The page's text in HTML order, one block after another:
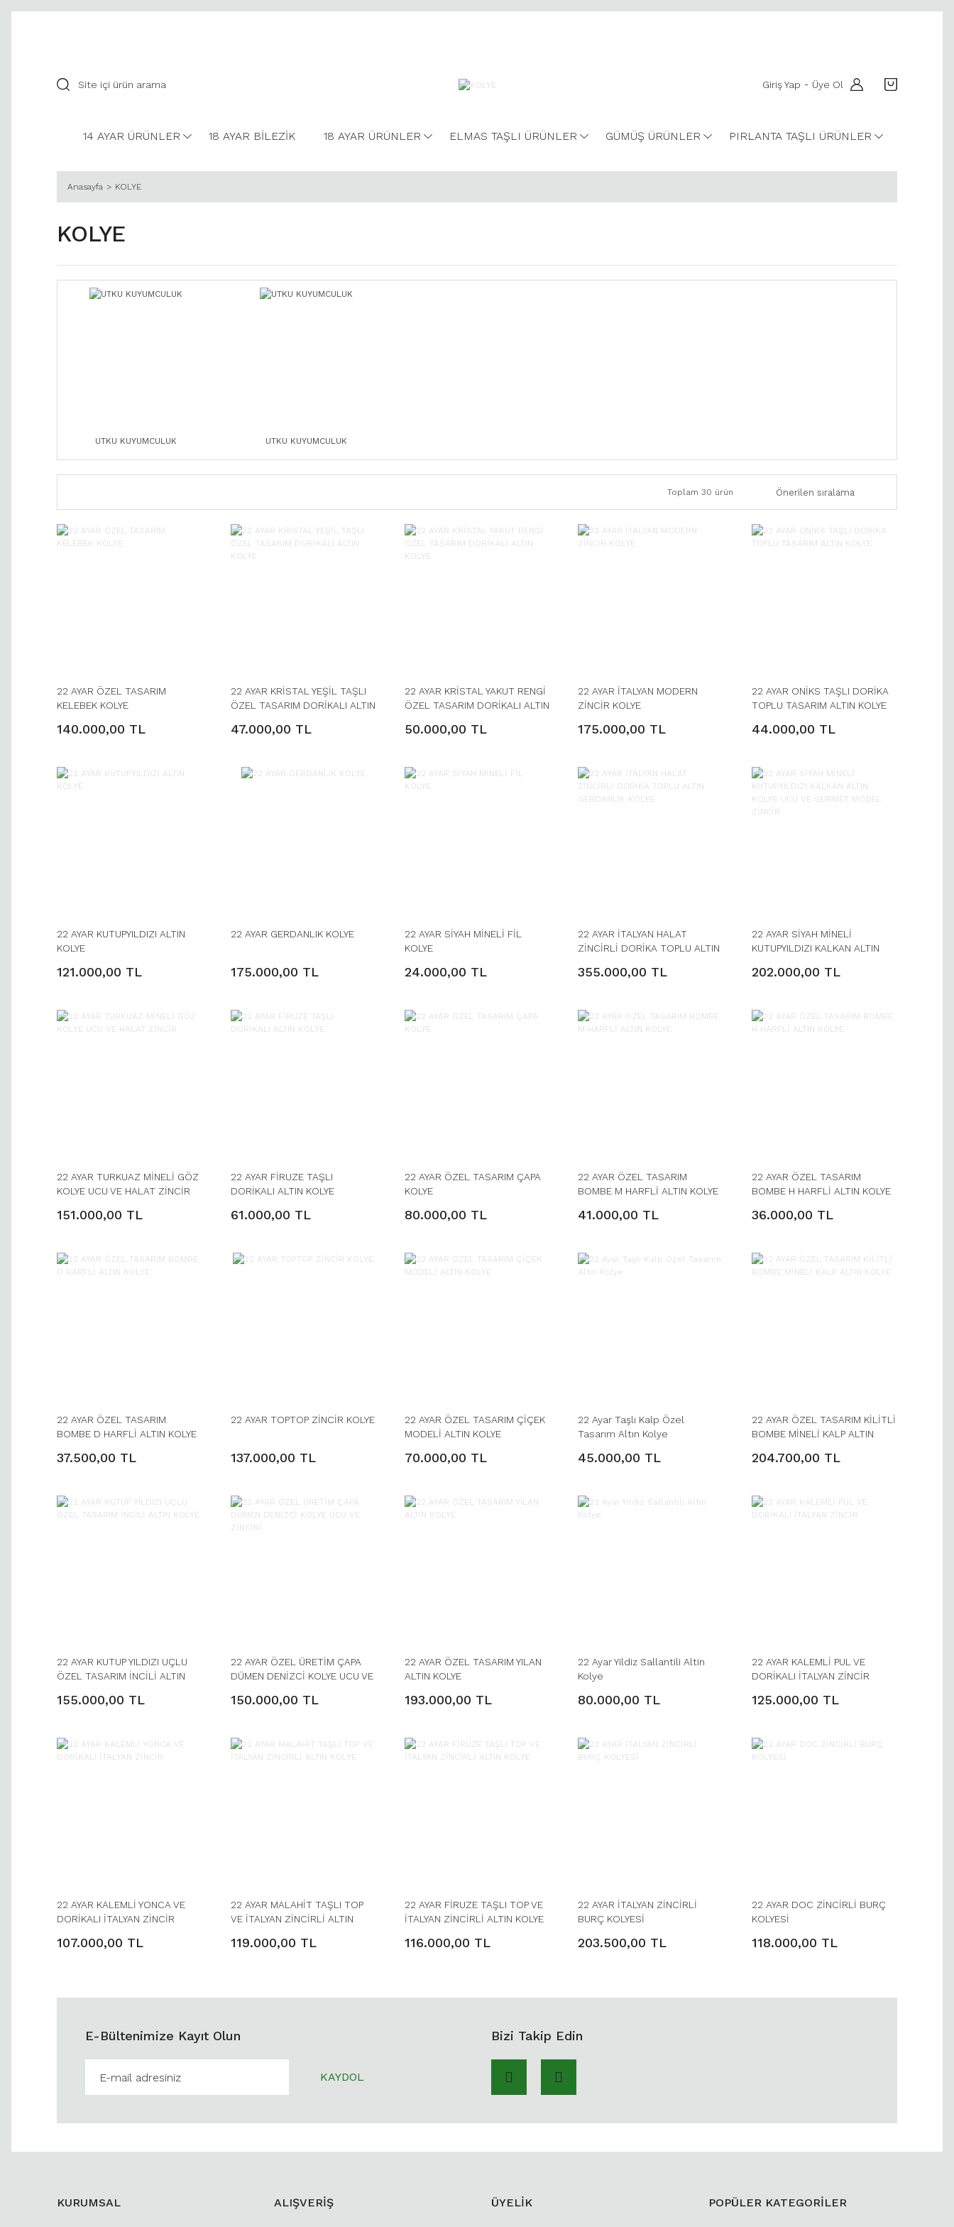
Giriş Yap - Üye Ol
14 AYAR ÜRÜNLER 18 AYAR BİLEZİK 18 AYAR ÜRÜNLER ELMAS TAŞLI ÜRÜNLER GÜMÜŞ ÜRÜNLER PIRLANTA TAŞLI ÜRÜNLER
Anasayfa KOLYE
KOLYE
UTKU KUYUMCULUK UTKU KUYUMCULUK
Toplam 30 ürün
22 AYAR ÖZEL TASARIM
KELEBEK KOLYE
140.000,00 TL
22 AYAR KRİSTAL YEŞİL TAŞLI
ÖZEL TASARIM DORİKALI ALTIN
47.000,00 TL
22 AYAR KRİSTAL YAKUT RENGİ
ÖZEL TASARIM DORİKALI ALTIN
50.000,00 TL
22 AYAR İTALYAN MODERN
ZİNCİR KOLYE
175.000,00 TL
22 AYAR ONİKS TAŞLI DORİKA
TOPLU TASARIM ALTIN KOLYE
44.000,00 TL
22 AYAR KUTUPYILDIZI ALTIN
KOLYE
121.000,00 TL
22 AYAR GERDANLIK KOLYE
175.000,00 TL
22 AYAR SİYAH MİNELİ FİL
KOLYE
24.000,00 TL
22 AYAR İTALYAN HALAT
ZİNCİRLİ DORİKA TOPLU ALTIN
355.000,00 TL
22 AYAR SİYAH MİNELİ
KUTUPYILDIZI KALKAN ALTIN
ZİNCİR
202.000,00 TL
22 AYAR TURKUAZ MİNELİ GÖZ
KOLYE UCU VE HALAT ZİNCİR
151.000,00 TL
22 AYAR FİRUZE TAŞLI
DORİKALI ALTIN KOLYE
61.000,00 TL
22 AYAR ÖZEL TASARIM ÇAPA
KOLYE
80.000,00 TL
22 AYAR ÖZEL TASARIM
BOMBE M HARFLİ ALTIN KOLYE
41.000,00 TL
22 AYAR ÖZEL TASARIM
BOMBE H HARFLİ ALTIN KOLYE
36.000,00 TL
22 AYAR ÖZEL TASARIM
BOMBE D HARFLİ ALTIN KOLYE
37.500,00 TL
22 AYAR TOPTOP ZİNCİR KOLYE
137.000,00 TL
22 AYAR ÖZEL TASARIM ÇİÇEK
MODELİ ALTIN KOLYE
70.000,00 TL
22 Ayar Taşlı Kalp Özel
Tasarım Altın Kolye
45.000,00 TL
22 AYAR ÖZEL TASARIM KİLİTLİ
BOMBE MİNELİ KALP ALTIN
204.700,00 TL
22 AYAR KUTUP YILDIZI UÇLU
ÖZEL TASARIM İNCİLİ ALTIN
155.000,00 TL
22 AYAR ÖZEL ÜRETİM ÇAPA
DÜMEN DENİZCİ KOLYE UCU VE
150.000,00 TL
22 AYAR ÖZEL TASARIM YILAN
ALTIN KOLYE
193.000,00 TL
22 Ayar Yildiz Sallantili Altin
Kolye
80.000,00 TL
22 AYAR KALEMLİ PUL VE
DORİKALI İTALYAN ZİNCİR
125.000,00 TL
22 AYAR KALEMLİ YONCA VE
DORİKALI İTALYAN ZİNCİR
107.000,00 TL
22 AYAR MALAHİT TAŞLI TOP
VE İTALYAN ZİNCİRLİ ALTIN
119.000,00 TL
22 AYAR FİRUZE TAŞLI TOP VE
İTALYAN ZİNCİRLİ ALTIN KOLYE
116.000,00 TL
22 AYAR İTALYAN ZİNCİRLİ
BURÇ KOLYESİ
203.500,00 TL
22 AYAR DOC ZİNCİRLİ BURÇ
KOLYESİ
118.000,00 TL
E-Bültenimize Kayıt Olun
KAYDOL
Bizi Takip Edin
KURUMSAL ALIŞVERİŞ ÜYELİK POPÜLER KATEGORİLER